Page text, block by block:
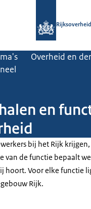
Rijksoverheid
Overheid en
en
bij het Rijk
van de functie bepaalt
hoort. Voor elke functie
Rijk.